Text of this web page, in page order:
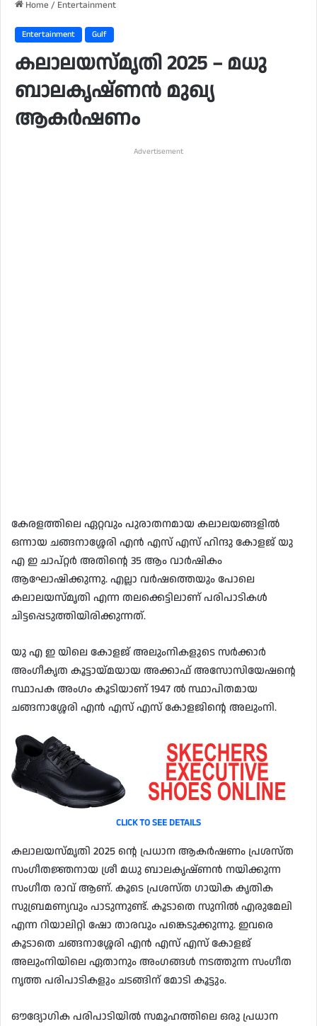
Home / Entertainment
Entertainment Gulf
കലാലയസ്മൃതി 2025 – മധു
ബാലകൃഷ്ണൻ മുഖ്യ
ആകർഷണം
Advertisement
കേരളത്തിലെ ഏറ്റവും പുരാതനമായ കലാലയങ്ങളിൽ
ഒന്നായ ചങ്ങനാശ്ശേരി എൻ എസ് എസ് ഹിന്ദു കോളജ് യു
എ ഇ ചാപ്റ്റർ അതിന്റെ 35 ആം വാർഷികം
ആഘോഷിക്കുന്നു. എല്ലാ വർഷത്തെയും പോലെ
കലാലയസ്മൃതി എന്ന തലക്കെട്ടിലാണ് പരിപാടികൾ
ചിട്ടപ്പെടുത്തിയിരിക്കുന്നത്.
യു എ ഇ യിലെ കോളജ് അലുംനികളുടെ സർക്കാർ
അംഗീകൃത കൂട്ടായ്മയായ അക്കാഫ് അസോസിയേഷന്റെ
സ്ഥാപക അംഗം കൂടിയാണ് 1947 ൽ സ്ഥാപിതമായ
ചങ്ങനാശ്ശേരി എൻ എസ് എസ് കോളജിന്റെ അലുംനി.
CLICK TO SEE DETAILS
കലാലയസ്മൃതി 2025 ന്റെ പ്രധാന ആകർഷണം പ്രശസ്ത
സംഗീതജ്ഞനായ ശ്രീ മധു ബാലകൃഷ്ണൻ നയിക്കുന്ന
സംഗീത രാവ് ആണ്. കൂടെ പ്രശസ്ത ഗായിക കൃതിക
സുബ്രമണ്യവും പാടുന്നുണ്ട്. കൂടാതെ സുനിൽ എരുമേലി
എന്ന റിയാലിറ്റി ഷോ താരവും പങ്കെടുക്കുന്നു. ഇവരെ
കൂടാതെ ചങ്ങനാശ്ശേരി എൻ എസ് എസ് കോളജ്
അലുംനിയിലെ ഏതാനും അംഗങ്ങൾ നടത്തുന്ന സംഗീത
നൃത്ത പരിപാടികളും ചടങ്ങിന് മോടി കൂട്ടും.
ഔദ്യോഗിക പരിപാടിയിൽ സമൂഹത്തിലെ ഒരു പ്രധാന